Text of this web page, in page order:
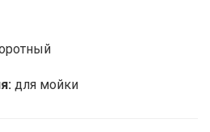
для мойки